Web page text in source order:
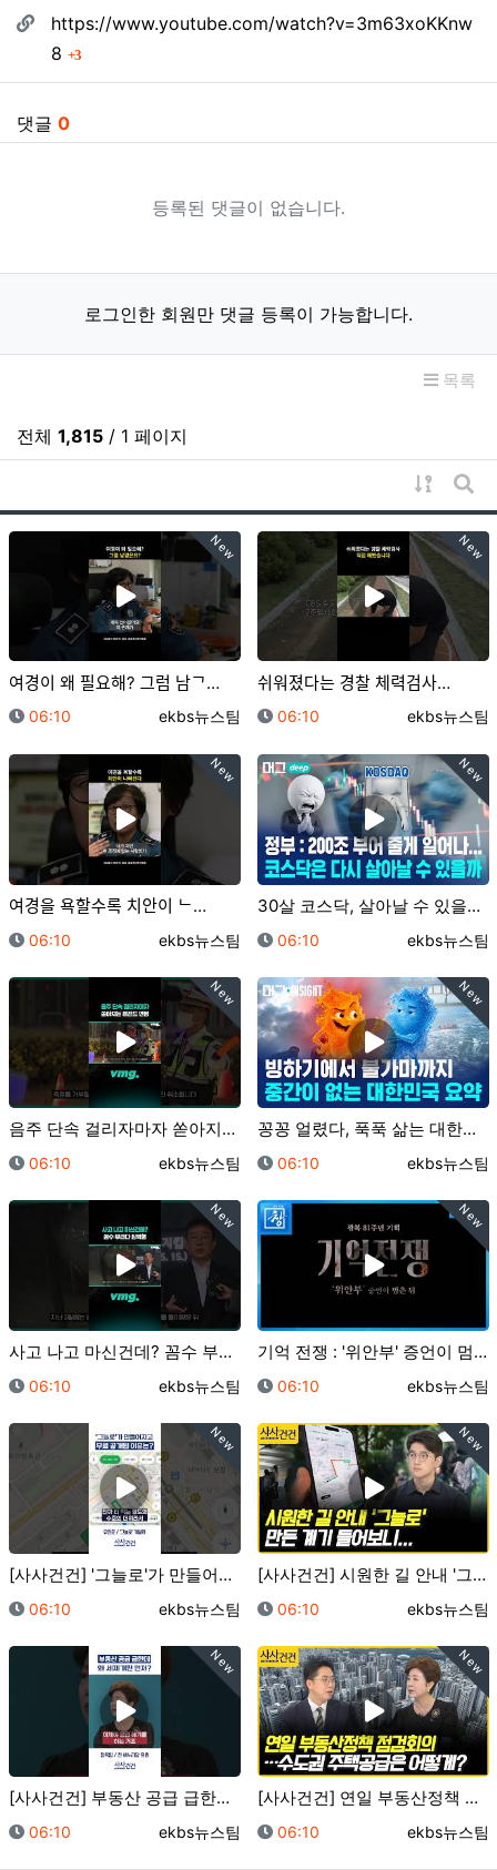
관련자료
https://www.youtube.com/watch?v=3m63xoKKnw
8
3회 연결
댓글 0
등록된 댓글이 없습니다.
로그인한 회원만 댓글 등록이 가능합니다.
목록
전체 1,815 / 1 페이지
게시물
게
New
여경이 왜 필요해? 그럼 남ᄀ…
등록일
06:10 등록자
ekbs뉴스팀
New
쉬워졌다는 경찰 체력검사…
등록일
06:10 등록자
ekbs뉴스팀
New
여경을 욕할수록 치안이 ᄂ…
등록일
06:10 등록자
ekbs뉴스팀
New
30살 코스닥, 살아날 수 있을까?/ 머그 딥 인사이트…
등록일
06:10 등록자
ekbs뉴스팀
New
음주 단속 걸리자마자 쏟아지는 레전드 변명 / 비디오머…
등록일
06:10 등록자
ekbs뉴스팀
New
꽁꽁 얼렸다, 푹푹 삶는 대한민국 2계절 근황 / 머그…
등록일
06:10 등록자
ekbs뉴스팀
New
사고 나고 마신건데? 꼼수 부리다 징역행 / 비디오머그…
등록일
06:10 등록자
ekbs뉴스팀
New
기억 전쟁 : '위안부' 증언이 멈춘 뒤 [예고] | …
등록일
06:10 등록자
ekbs뉴스팀
New
[사사건건] '그늘로'가 만들어지고 무료 공개된 이유는…
등록일
06:10 등록자
ekbs뉴스팀
New
[사사건건] 시원한 길 안내 '그늘로' 만든 계기 들어…
등록일
06:10 등록자
ekbs뉴스팀
New
[사사건건] 부동산 공급 급한데 왜 세제개편 먼저? (…
등록일
06:10 등록자
ekbs뉴스팀
New
[사사건건] 연일 부동산정책 점검회의…수도권 주택공급은…
등록일
06:10 등록자
ekbs뉴스팀